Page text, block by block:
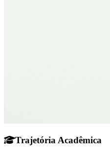
Trajetória Acadêmica